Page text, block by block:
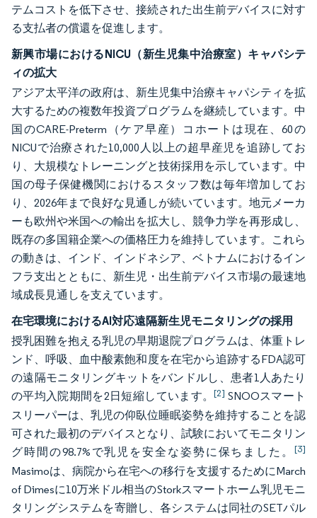
テムコストを低下させ、接続された出生前デバイスに対す
る支払者の償還を促進します。
新興市場におけるNICU（新生児集中治療室）キャパシテ
ィの拡大
アジア太平洋の政府は、新生児集中治療キャパシティを拡
大するための複数年投資プログラムを継続しています。中
国のCARE-Preterm（ケア早産）コホートは現在、60の
NICUで治療された10,000人以上の超早産児を追跡してお
り、大規模なトレーニングと技術採用を示しています。中
国の母子保健機関におけるスタッフ数は毎年増加してお
り、2026年まで良好な見通しが続いています。地元メーカ
ーも欧州や米国への輸出を拡大し、競争力学を再形成し、
既存の多国籍企業への価格圧力を維持しています。これら
の動きは、インド、インドネシア、ベトナムにおけるイン
フラ支出とともに、新生児・出生前デバイス市場の最速地
域成長見通しを支えています。
在宅環境におけるAI対応遠隔新生児モニタリングの採用
授乳困難を抱える乳児の早期退院プログラムは、体重トレ
ンド、呼吸、血中酸素飽和度を在宅から追跡するFDA認可
の遠隔モニタリングキットをバンドルし、患者1人あたり
の平均入院期間を2日短縮しています。[2] SNOOスマート
スリーパーは、乳児の仰臥位睡眠姿勢を維持することを認
可された最初のデバイスとなり、試験においてモニタリン
グ時間の98.7%で乳児を安全な姿勢に保ちました。 [3]
Masimoは、病院から在宅への移行を支援するためにMarch
of Dimesに10万米ドル相当のStorkスマートホーム乳児モニ
タリングシステムを寄贈し、各システムは同社のSETパル